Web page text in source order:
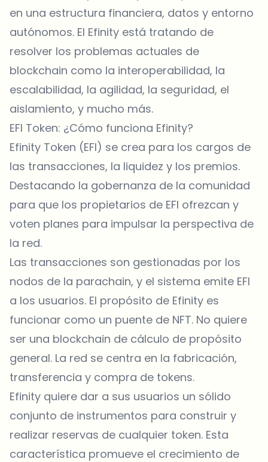
en una estructura financiera, datos y entorno
autónomos. El Efinity está tratando de
resolver los problemas actuales de
blockchain como la interoperabilidad, la
escalabilidad, la agilidad, la seguridad, el
aislamiento, y mucho más.
EFI Token: ¿Cómo funciona Efinity?
Efinity Token (EFI) se crea para los cargos de
las transacciones, la liquidez y los premios.
Destacando la gobernanza de la comunidad
para que los propietarios de EFI ofrezcan y
voten planes para impulsar la perspectiva de
la red.
Las transacciones son gestionadas por los
nodos de la parachain, y el sistema emite EFI
a los usuarios. El propósito de Efinity es
funcionar como un puente de NFT. No quiere
ser una blockchain de cálculo de propósito
general. La red se centra en la fabricación,
transferencia y compra de tokens.
Efinity quiere dar a sus usuarios un sólido
conjunto de instrumentos para construir y
realizar reservas de cualquier token. Esta
característica promueve el crecimiento de